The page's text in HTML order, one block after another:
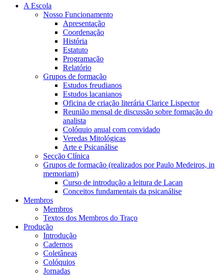
A Escola
Nosso Funcionamento
Apresentação
Coordenação
História
Estatuto
Programação
Relatório
Grupos de formação
Estudos freudianos
Estudos lacanianos
Oficina de criação literária Clarice Lispector
Reunião mensal de discussão sobre formação do
analista
Colóquio anual com convidado
Veredas Mitológicas
Arte e Psicanálise
Secção Clínica
Grupos de formação (realizados por Paulo Medeiros, in
memoriam)
Curso de introdução a leitura de Lacan
Conceitos fundamentais da psicanálise
Membros
Membros
Textos dos Membros do Traço
Produção
Introdução
Cadernos
Coletâneas
Colóquios
Jornadas